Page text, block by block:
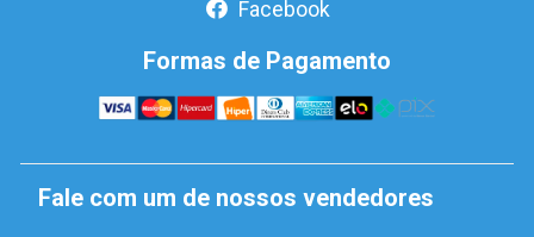
Facebook
Formas de Pagamento
Fale com um de nossos vendedores